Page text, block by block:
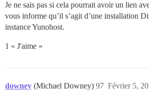
Je ne sais pas si cela pourrait avoir un lien
vous informe qu’il s’agit d’une installation
instance Yunohost.
1 « J'aime »
downey (Michael Downey) Février 5,
97